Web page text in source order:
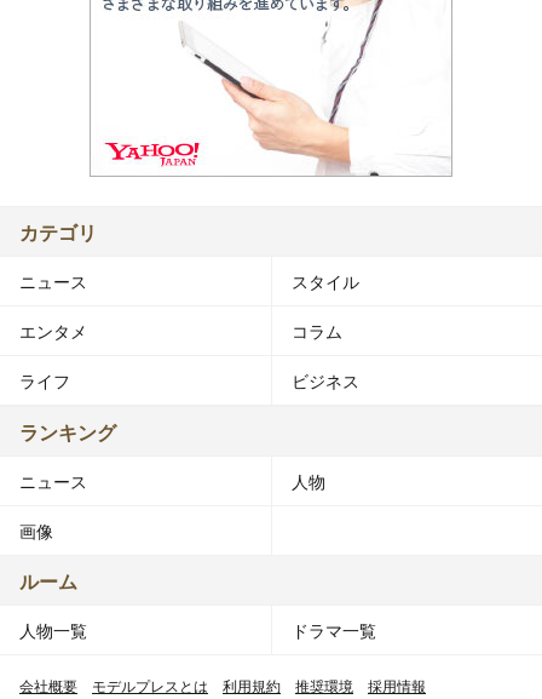
カテゴリ
ニュース スタイル
エンタメ コラム
ライフ ビジネス
ランキング
ニュース 人物
画像
ルーム
人物一覧 ドラマ一覧
会社概要 モデルプレスとは 利用規約 推奨環境 採用情報